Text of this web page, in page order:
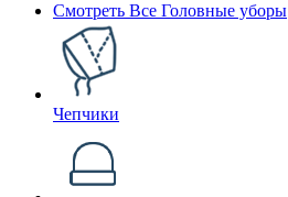
Смотреть Все Головные уборы
Чепчики